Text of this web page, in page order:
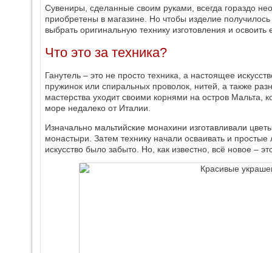
Сувениры, сделанные своим руками, всегда гораздо
приобретены в магазине. Но чтобы изделие
выбрать оригинальную технику изготовления и освоить
Что это за техника?
Ганутель – это не просто техника, а настоящее
пружинок или спиральных проволок, нитей, а также
мастерства уходит своими корнями на остров Мальта,
море недалеко от Италии.
Изначально мальтийские монахини изготавливали
монастыри. Затем технику начали осваивать и
искусство было забыто. Но, как известно, всё новое –